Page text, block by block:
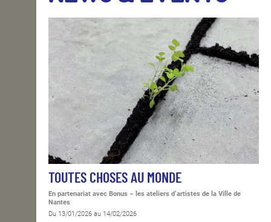
OPEN SCHOOL
CONTACTS
TOUTES CHOSES AU MONDE
En partenariat avec Bonus – les ateliers d’artistes de la Ville de
Nantes
Du 13/01/2026 au 14/02/2026